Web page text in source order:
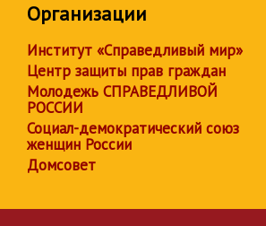
Организации
Институт «Справедливый мир»
Центр защиты прав граждан
Молодежь СПРАВЕДЛИВОЙ
РОССИИ
Социал-демократический союз
женщин России
Домсовет